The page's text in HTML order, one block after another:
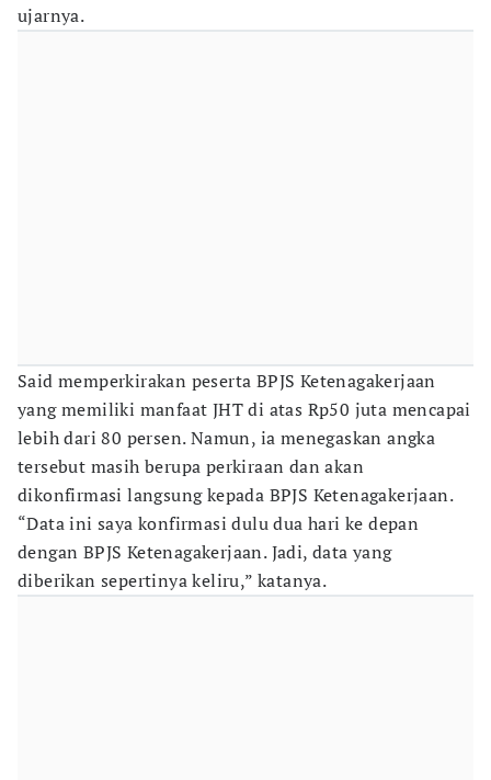
ujarnya.
Said memperkirakan peserta BPJS Ketenagakerjaan
yang memiliki manfaat JHT di atas Rp50 juta mencapai
lebih dari 80 persen. Namun, ia menegaskan angka
tersebut masih berupa perkiraan dan akan
dikonfirmasi langsung kepada BPJS Ketenagakerjaan.
“Data ini saya konfirmasi dulu dua hari ke depan
dengan BPJS Ketenagakerjaan. Jadi, data yang
diberikan sepertinya keliru,” katanya.